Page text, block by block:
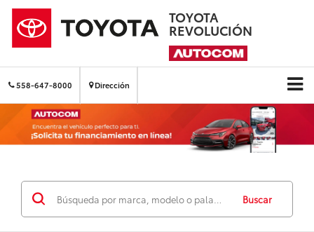
TOYOTA
REVOLUCIÓN
558-647-8000 Dirección
Buscar